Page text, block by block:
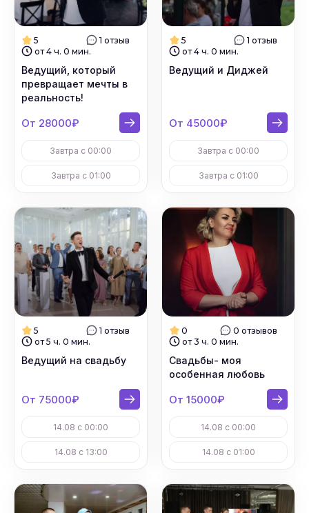
5
1 отзыв
от 4 ч. 0 мин.
Ведущий, который
превращает мечты в
реальность!
От 28000₽
Завтра с 00:00
Завтра с 01:00
5
1 отзыв
от 4 ч. 0 мин.
Ведущий и Диджей
От 45000₽
Завтра с 00:00
Завтра с 01:00
5
1 отзыв
от 5 ч. 0 мин.
Ведущий на свадьбу
От 75000₽
14.08 с 00:00
14.08 с 13:00
0
0 отзывов
от 3 ч. 0 мин.
Свадьбы- моя
особенная любовь
От 15000₽
14.08 с 00:00
14.08 с 01:00